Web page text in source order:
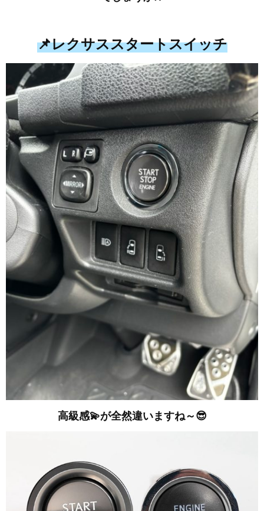
📌レクサススタートスイッチ
高級感💫が全然違いますね～😎